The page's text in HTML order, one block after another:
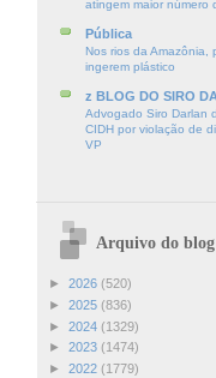
atingem maior número
Pública
Nos rios da Amazônia,
ingerem plástico
z BLOG DO SIRO
Advogado Siro Darlan
CIDH por violação de
VP
Arquivo do blog
► 2026 (520)
► 2025 (836)
► 2024 (1329)
► 2023 (1474)
► 2022 (1779)